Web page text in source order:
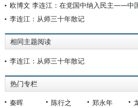
欧博文 李连江：在党国中纳入民主——中
李连江：从师三十年散记
相同主题阅读
李连江：从师三十年散记
热门专栏
秦晖 陈行之 郑永年